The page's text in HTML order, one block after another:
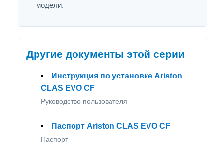
модели.
Другие документы этой серии
Инструкция по установке Ariston
CLAS EVO CF
Руководство пользователя
Паспорт Ariston CLAS EVO CF
Паспорт